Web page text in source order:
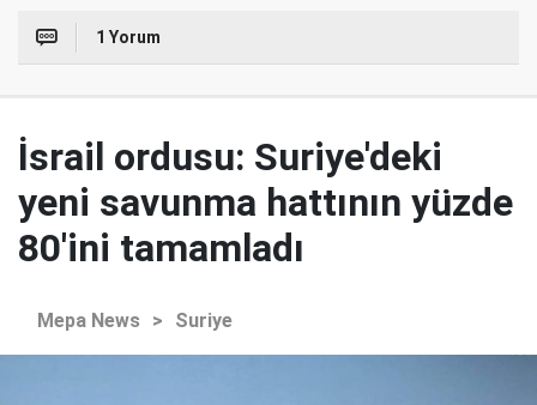
1 Yorum
İsrail ordusu: Suriye'deki
yeni savunma hattının yüzde
80'ini tamamladı
Mepa News > Suriye